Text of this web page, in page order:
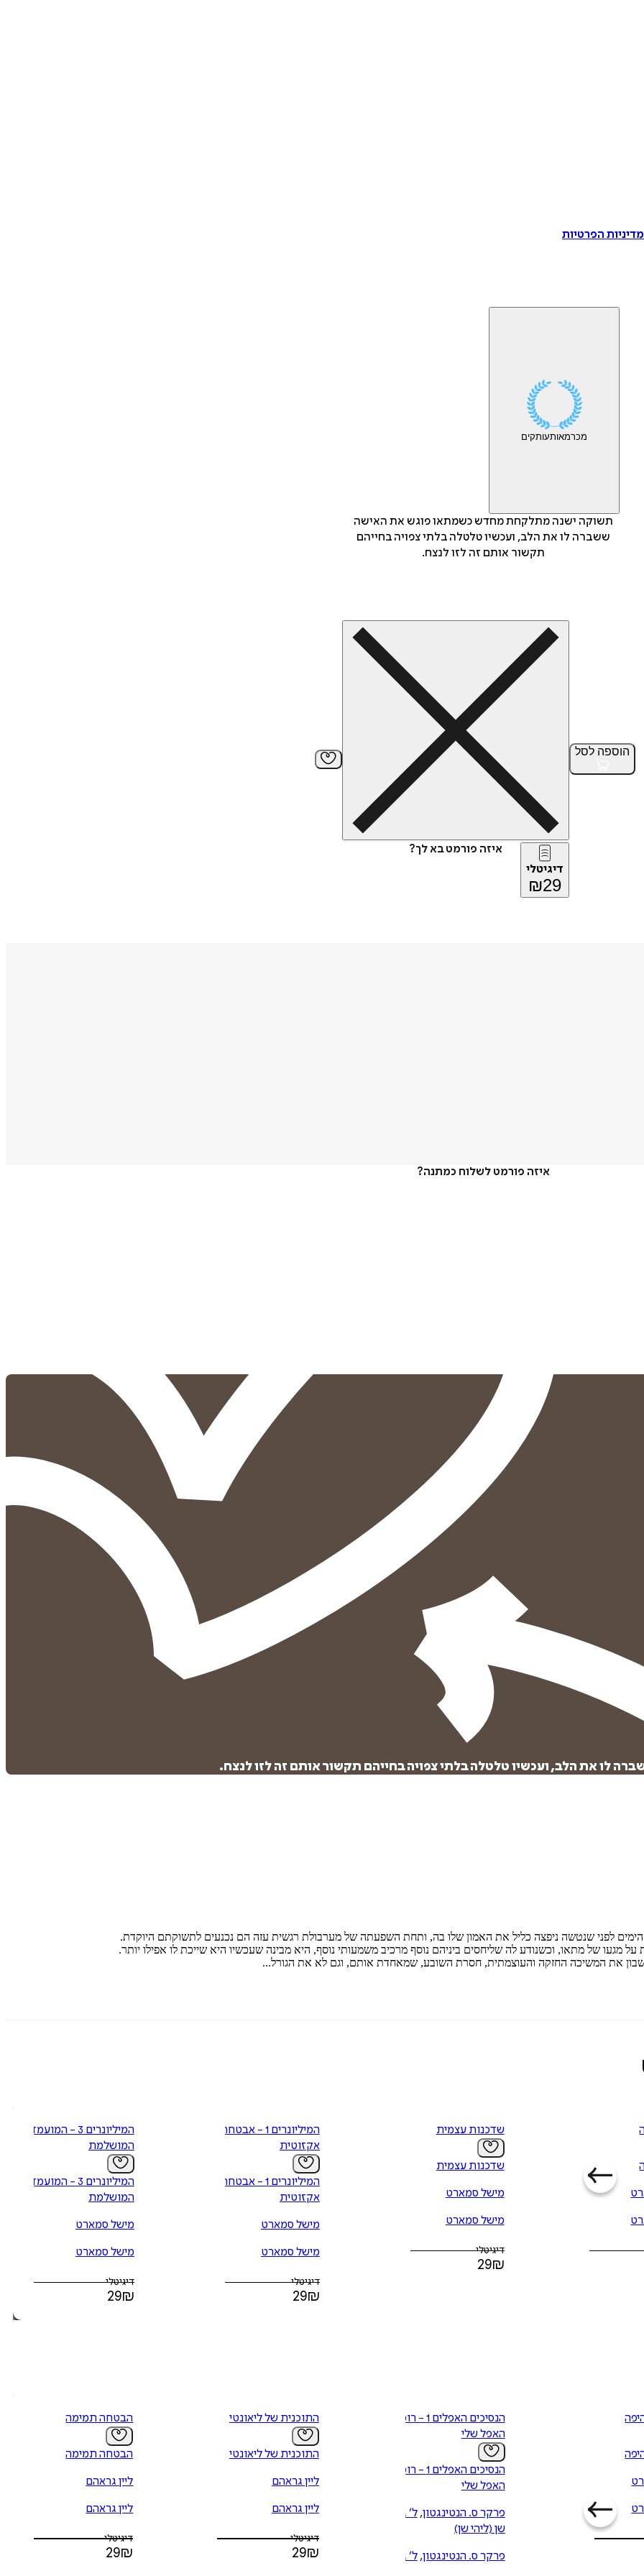
הפרטיות
מכרמאותעותקים
תשוקה ישנה מתלקחת מחדש כשמתאו פוגש את האישה
ששברה לו את הלב, ועכשיו טלטלה בלתי צפויה בחייהם
תקשור אותם זה לזו לנצח.
הוספה לסל
איזה פורמט בא לך?
דיגיטלי
₪29
איזה פורמט לשלוח כמתנה?
לסל
את הלב, ועכשיו טלטלה בלתי צפויה בחייהם תקשור אותם זה לזו לנצח.
לפני שנטשה ניפצה כליל את האמון שלו בה, ותחת השפעתה של מערבולת רגשית עזה הם נכנעים לתשוקתם היוקדת.
מגעו של מתאו, וכשנודע לה שליחסים ביניהם נוסף מרכיב משמעותי נוסף, היא מבינה שעכשיו היא שייכת לו אפילו יותר.
את המשיכה החזקה והעוצמתית, חסרת השובע, שמאחדת אותם, וגם לא את הגורל...
שדכנות עצמית
שדכנות עצמית
מישל סמארט
מישל סמארט
דיגיטלי
29₪
המיליונרים 1 - אבטחה
אקזוטית
המיליונרים 1 - אבטחה
אקזוטית
מישל סמארט
מישל סמארט
דיגיטלי
29₪
המיליונרים 3 - המועמדת
המושלמת
המיליונרים 3 - המועמדת
המושלמת
מישל סמארט
מישל סמארט
דיגיטלי
29₪
הנסיכים האפלים 1 - רומיאו
האפל שלי
הנסיכים האפלים 1 - רומיאו
האפל שלי
פרקר ס. הנטינגטון,ל׳ ג׳יי
שן (ליהי שן)
פרקר ס. הנטינגטון,ל׳ ג׳יי
התוכנית של ליאונטי
התוכנית של ליאונטי
ליין גראהם
ליין גראהם
דיגיטלי
29₪
הבטחה תמימה
הבטחה תמימה
ליין גראהם
ליין גראהם
דיגיטלי
29₪